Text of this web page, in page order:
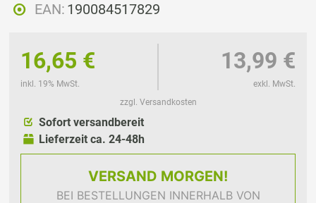
EAN: 190084517829
16,65 €
inkl. 19% MwSt.
13,99 €
exkl. MwSt.
zzgl. Versandkosten
Sofort versandbereit
Lieferzeit ca. 24-48h
VERSAND MORGEN!
BEI BESTELLUNGEN INNERHALB VON